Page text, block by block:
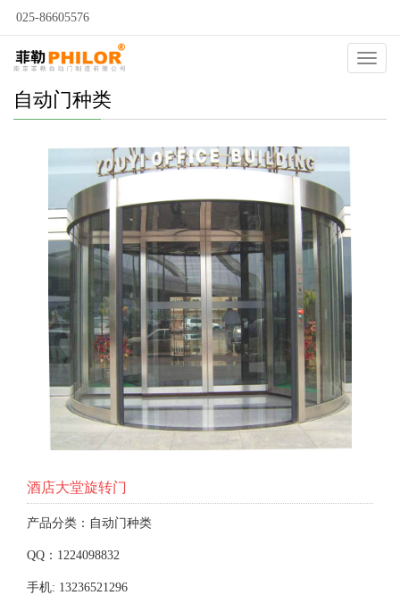
025-86605576
自动门种类
酒店大堂旋转门
产品分类：自动门种类
QQ：1224098832
手机: 13236521296